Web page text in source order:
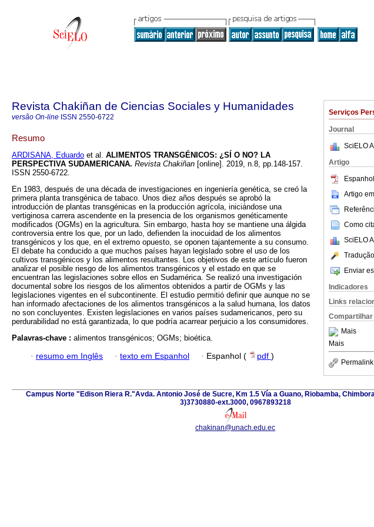
Serviços
Journal
SciELO
Artigo
Artigo
Como
SciELO
Enviar
Indicadores
Links
Compartilhar
Mais
Mais
Permalink
Revista Chakiñan de Ciencias Sociales y Humanidades
versão On-line ISSN 2550-6722
Resumo
ARDISANA, Eduardo et al. ALIMENTOS TRANSGÉNICOS: ¿SÍ O NO? LA
PERSPECTIVA SUDAMERICANA. Revista Chakiñan [online]. 2019, n.8, pp.148-157.
ISSN 2550-6722.
En 1983, después de una década de investigaciones en ingeniería genética, se creó la
primera planta transgénica de tabaco. Unos diez años después se aprobó la
introducción de plantas transgénicas en la producción agrícola, iniciándose una
vertiginosa carrera ascendente en la presencia de los organismos genéticamente
modificados (OGMs) en la agricultura. Sin embargo, hasta hoy se mantiene una álgida
controversia entre los que, por un lado, defienden la inocuidad de los alimentos
transgénicos y los que, en el extremo opuesto, se oponen tajantemente a su consumo.
El debate ha conducido a que muchos países hayan legislado sobre el uso de los
cultivos transgénicos y los alimentos resultantes. Los objetivos de este artículo fueron
analizar el posible riesgo de los alimentos transgénicos y el estado en que se
encuentran las legislaciones sobre ellos en Sudamérica. Se realizó una investigación
documental sobre los riesgos de los alimentos obtenidos a partir de OGMs y las
legislaciones vigentes en el subcontinente. El estudio permitió definir que aunque no se
han informado afectaciones de los alimentos transgénicos a la salud humana, los datos
no son concluyentes. Existen legislaciones en varios países sudamericanos, pero su
perdurabilidad no está garantizada, lo que podría acarrear perjuicio a los consumidores.
Palavras-chave : alimentos transgénicos; OGMs; bioética.
· resumo em Inglês · texto em Espanhol · Espanhol ( pdf )
Campus Norte "Edison Riera R."Avda. Antonio José de Sucre, Km 1.5 Vía a Guano, Riobamba,
3)3730880-ext.3000, 0967893218
chakinan@unach.edu.ec